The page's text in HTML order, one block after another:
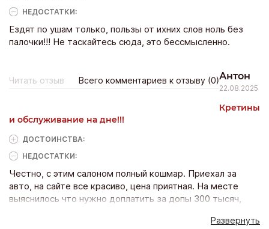
НЕДОСТАТКИ:
Ездят по ушам только, пользы от ихних слов ноль без
палочки!!! Не таскайтесь сюда, это бессмысленно.
Читать отзыв Всего комментариев к отзыву (0)Антон
22.08.2025
Кретины
и обслуживание на дне!!!
ДОСТОИНCТВА:
НЕДОСТАТКИ:
Честно, с этим салоном полный кошмар. Приехал за
авто, на сайте все красиво, цена приятная. На месте
выяснилось что нужно доплатить за допы 300 тысяч,
годовых, подарки якобы закончились. Менеджер давит
Развернуть